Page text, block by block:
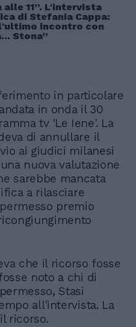
alle 11”. L'intervista
di Stefania Cappa:
incontro con
Stona”
in particolare
in onda il 30
tv 'Le Iene'. La
di annullare il
ai giudici milanesi
nuova valutazione
sarebbe mancata
a rilasciare
premio
che il ricorso fosse
noto a chi di
Stasi
all'intervista. La
ricorso.